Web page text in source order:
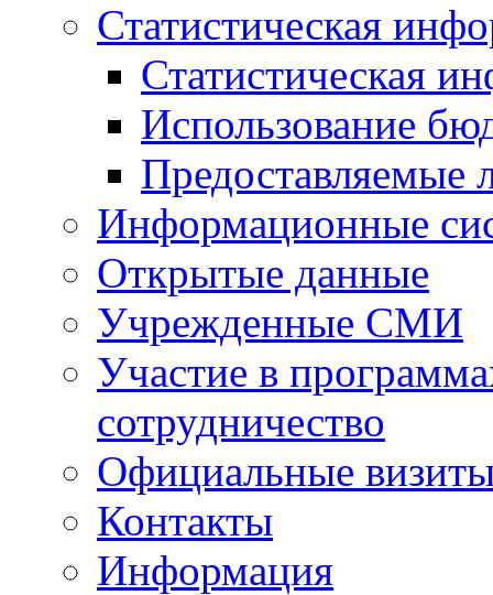
Статистическая
Статистическая
Использование
Предоставляемые
Информационные
Открытые данные
Учрежденные СМИ
Участие в
сотрудничество
Официальные
Контакты
Информация